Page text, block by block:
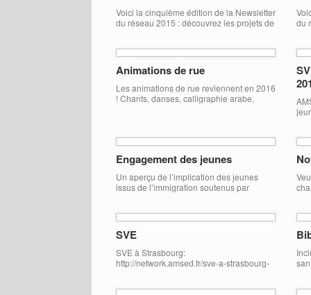
Voici la cinquième édition de la Newsletter
du réseau 2015 : découvrez les projets de
NetworkNewsletter_2015 #5
du
Animations de rue
Les animations de rue reviennent en 2016
! Chants, danses, calligraphie arabe,
en
71
Engagement des jeunes
Un aperçu de l’implication des jeunes
issus de l’immigration soutenus par
cet outil, vous trouverez des témoignages
des jeunes engagés à travers des
mobilités européennes et internationales
qui leur permettent de trouver une place à
s’exprimer.
http://fr.calameo.com/read/00459085867e
30
SVE
SVE à Strasbourg:
http://network.amsed.fr/sve-a-strasbourg-